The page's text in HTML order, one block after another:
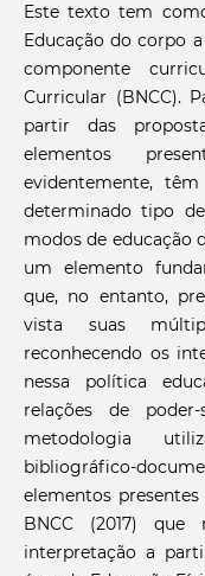
Este texto tem
Educação do corpo
componente
Curricular (BNCC).
partir das
elementos
evidentemente,
determinado tipo
modos de educação
um elemento
que, no entanto,
vista suas
reconhecendo os
nessa política
relações de
metodologia
bibliográfico-
elementos
BNCC (2017) que
interpretação a